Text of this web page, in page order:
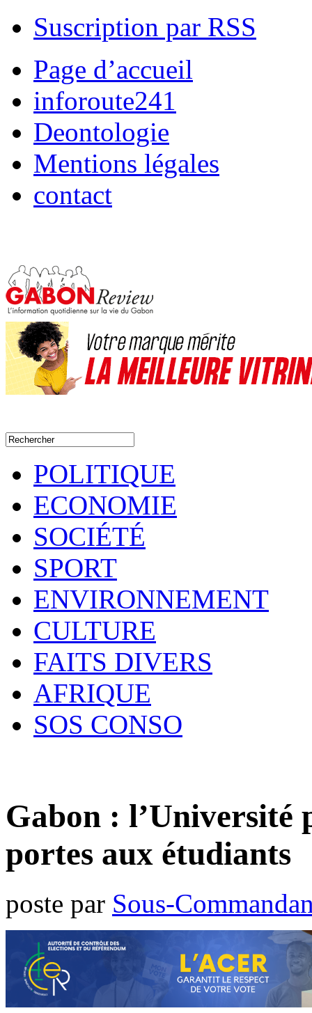
Suscription par RSS
Page d’accueil
inforoute241
Deontologie
Mentions légales
contact
POLITIQUE
ECONOMIE
SOCIÉTÉ
SPORT
ENVIRONNEMENT
CULTURE
FAITS DIVERS
AFRIQUE
SOS CONSO
Gabon : l’Université
portes aux étudiants
poste par Sous-